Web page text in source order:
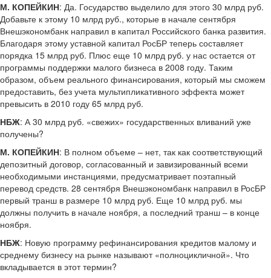
М. КОПЕЙКИН: Да. Государство выделило для этого 30 млрд руб.
Добавьте к этому 10 млрд руб., которые в начале сентября
Внешэкономбанк направил в капитал Российского банка развития.
Благодаря этому уставной капитал РосБР теперь составляет
порядка 15 млрд руб. Плюс еще 10 млрд руб. у нас остается от
программы поддержки малого бизнеса в 2008 году. Таким
образом, объем реального финансирования, который мы сможем
предоставить, без учета мультипликативного эффекта может
превысить в 2010 году 65 млрд руб.
НБЖ: А 30 млрд руб. «свежих» государственных вливаний уже
получены?
М. КОПЕЙКИН: В полном объеме – нет, так как соответствующий
депозитный договор, согласованный и завизированный всеми
необходимыми инстанциями, предусматривает поэтапный
перевод средств. 28 сентября Внешэкономбанк направил в РосБР
первый транш в размере 10 млрд руб. Еще 10 млрд руб. мы
должны получить в начале ноября, а последний транш – в конце
ноября.
НБЖ: Новую программу рефинансирования кредитов малому и
среднему бизнесу на рынке называют «полноцикличной». Что
вкладывается в этот термин?